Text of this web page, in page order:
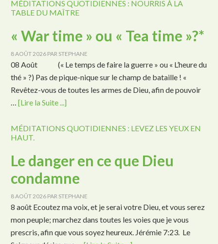
MÉDITATIONS QUOTIDIENNES : NOURRIS À LA
TABLE DU MAÎTRE
« War time » ou « Tea time »?*
8 AOÛT 2026 PAR STEPHANE
08 Août (« Le temps de faire la guerre » ou « L’heure du
thé » ?) Pas de pique-nique sur le champ de bataille ! «
Revêtez-vous de toutes les armes de Dieu, afin de pouvoir
…[Lire la Suite ...]
MÉDITATIONS QUOTIDIENNES : LEVEZ LES YEUX EN
HAUT.
Le danger en ce que Dieu
condamne
8 AOÛT 2026 PAR STEPHANE
8 août Ecoutez ma voix, et je serai votre Dieu, et vous serez
mon peuple; marchez dans toutes les voies que je vous
prescris, afin que vous soyez heureux. Jérémie 7:23. Le